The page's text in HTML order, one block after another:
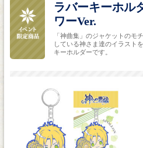
ラバーキーホル
ワーVer.
「神曲集」のジャケットのモ
している神さま達のイラスト
キーホルダーです。